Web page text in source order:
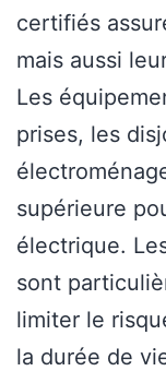
certifiés
mais aussi
Les
prises, les
supérieure
électrique.
sont
limiter le
la durée de